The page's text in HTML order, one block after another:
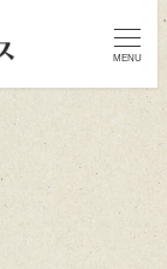
MENU